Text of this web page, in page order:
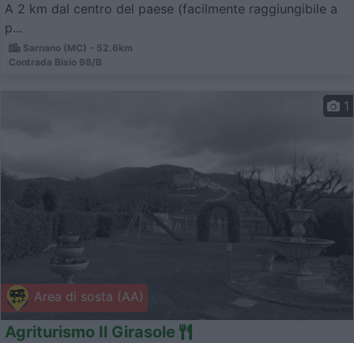
A 2 km dal centro del paese (facilmente raggiungibile a
p...
Sarnano (MC) - 52.6km
Contrada Bisio 98/B
Area di sosta (AA)
1
Agriturismo Il Girasole